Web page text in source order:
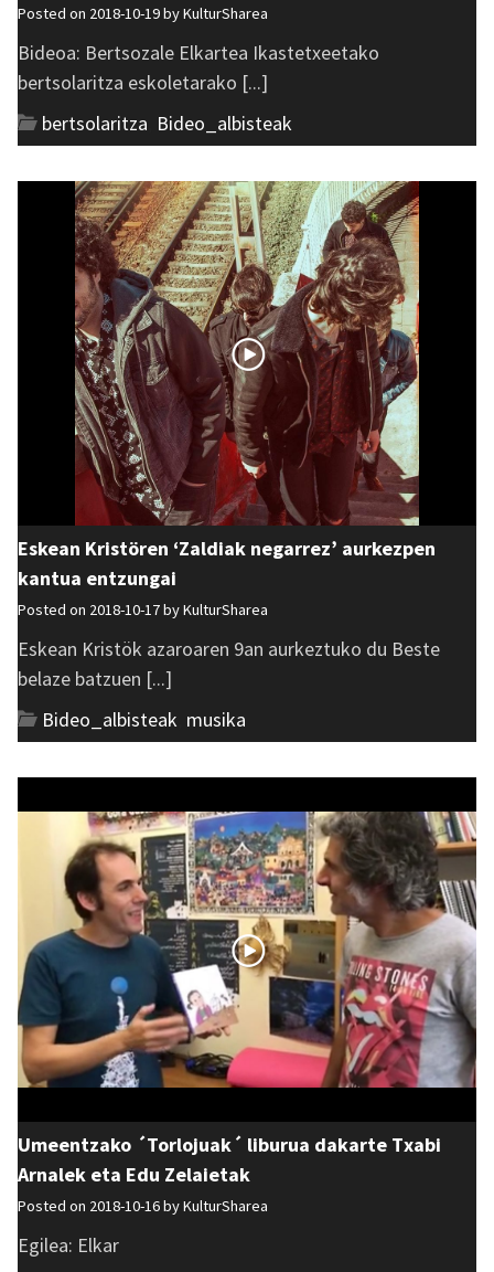
Posted on 2018-10-19 byKulturSharea
Bideoa: Bertsozale Elkartea Ikastetxeetako
bertsolaritza eskoletarako [...]
bertsolaritza Bideo_albisteak
Eskean Kristören ‘Zaldiak negarrez’ aurkezpen
kantua entzungai
Posted on 2018-10-17 byKulturSharea
Eskean Kristök azaroaren 9an aurkeztuko du Beste
belaze batzuen [...]
Bideo_albisteak musika
Umeentzako ´Torlojuak´ liburua dakarte Txabi
Arnalek eta Edu Zelaietak
Posted on 2018-10-16 byKulturSharea
Egilea: Elkar